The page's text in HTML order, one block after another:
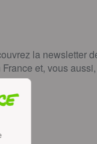
la newsletter
et, vous